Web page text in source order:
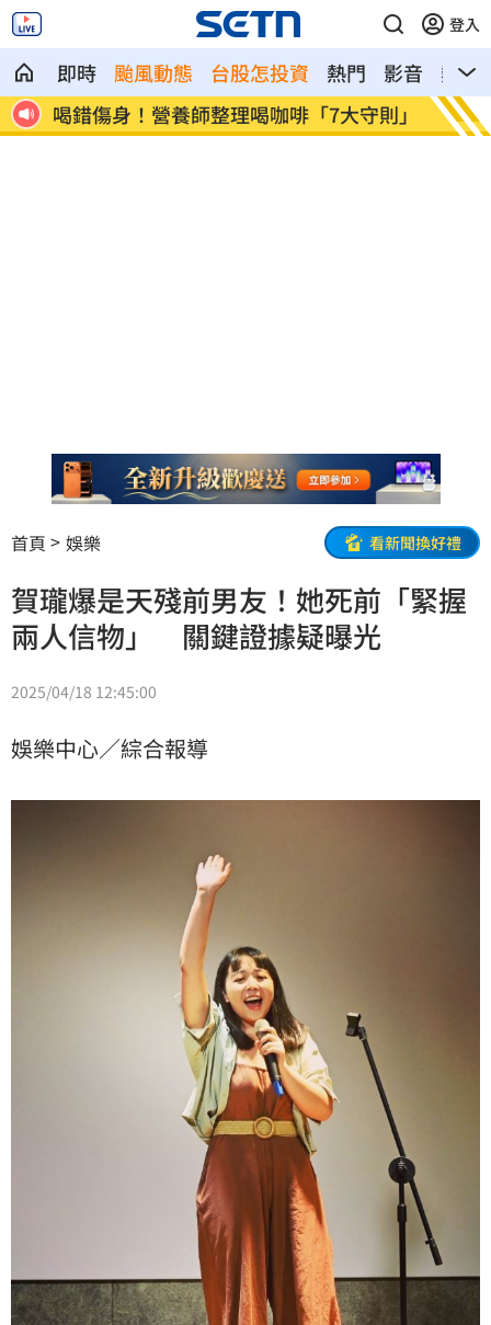
登入
即時 颱風動態 台股怎投資 熱門 影音
熱搜
」 美：東南亞詐騙園區多由中國背景組織主
導
拆監
首頁 娛樂 看新聞換好禮
賀瓏爆是天殘前男友！她死前「緊握
兩人信物」 關鍵證據疑曝光
2025/04/18 12:45:00
娛樂中心／綜合報導